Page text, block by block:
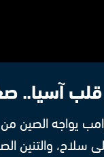
آسيا..
يواجه
سلاح، والتنين